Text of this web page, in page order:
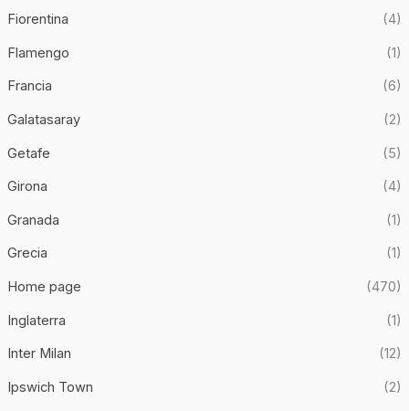
Fiorentina (4)
Flamengo (1)
Francia (6)
Galatasaray (2)
Getafe (5)
Girona (4)
Granada (1)
Grecia (1)
Home page (470)
Inglaterra (1)
Inter Milan (12)
Ipswich Town (2)